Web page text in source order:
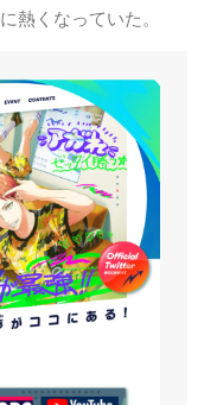
熱くなっていた。